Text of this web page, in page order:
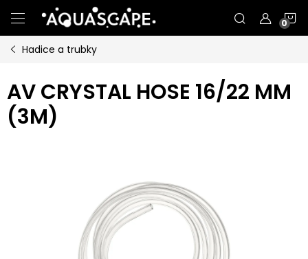
na
obsah
Hadice a trubky
AV CRYSTAL HOSE 16/22 MM
(3M)